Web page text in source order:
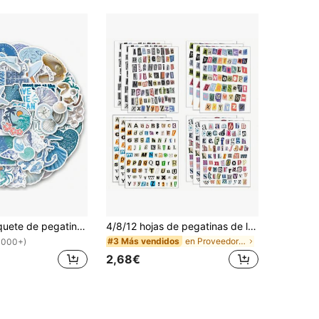
60 piezas Paquete de pegatinas de nieta costera | Pegatinas occidentales, pegatinas de alta calidad para scrapbooking, graffiti, diarios, portátiles, parachoques, monopatines, botellas de agua, computadoras, dibujos animados, cascos, automóviles, las pegatinas pueden traer mucha diversión a tu vida papelería manualidades libro de sticker estikers 4/8/12 hojas de pegatinas de letras de revista vintage para scrapbooking, pegatinas de alfabeto pequeño aleatorio para suministros de scrapbooking, diarios, portátiles, botellas de agua, manualidades DIY, regalos, diarios chatarra
#3 Más vendidos en Proveedores de scrapbooking y estampación
2,68€